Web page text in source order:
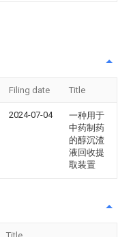
Filing date Title
2024-07-04
一种用于
中药制药
的醇沉渣
液回收提
取装置